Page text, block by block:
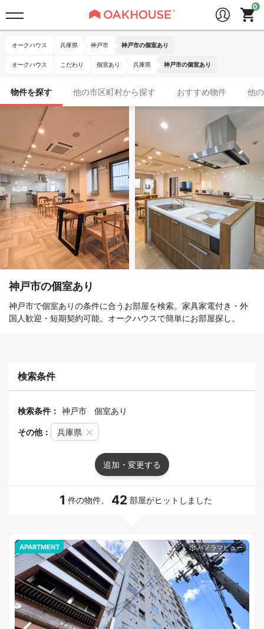
オークハウス 兵庫県 神戸市 神戸市の個室あり
オークハウス こだわり 個室あり 兵庫県 神戸市の個室あり
物件を探す 他の市区町村から探す おすすめ物件 他
神戸市の個室あり
神戸市で個室ありの条件に合うお部屋を検索。家具家電付き・外
国人歓迎・短期契約可能。オークハウスで簡単にお部屋探し。
検索条件
検索条件： 神戸市 個室あり
その他： 兵庫県
追加・変更する
1 件の物件、 42 部屋がヒットしました
APARTMENT